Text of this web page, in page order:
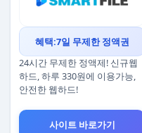
혜택:7일 무제한 정액권
24시간 무제한 정액제! 신규웹
하드, 하루 330원에 이용가능,
안전한 웹하드!
사이트 바로가기